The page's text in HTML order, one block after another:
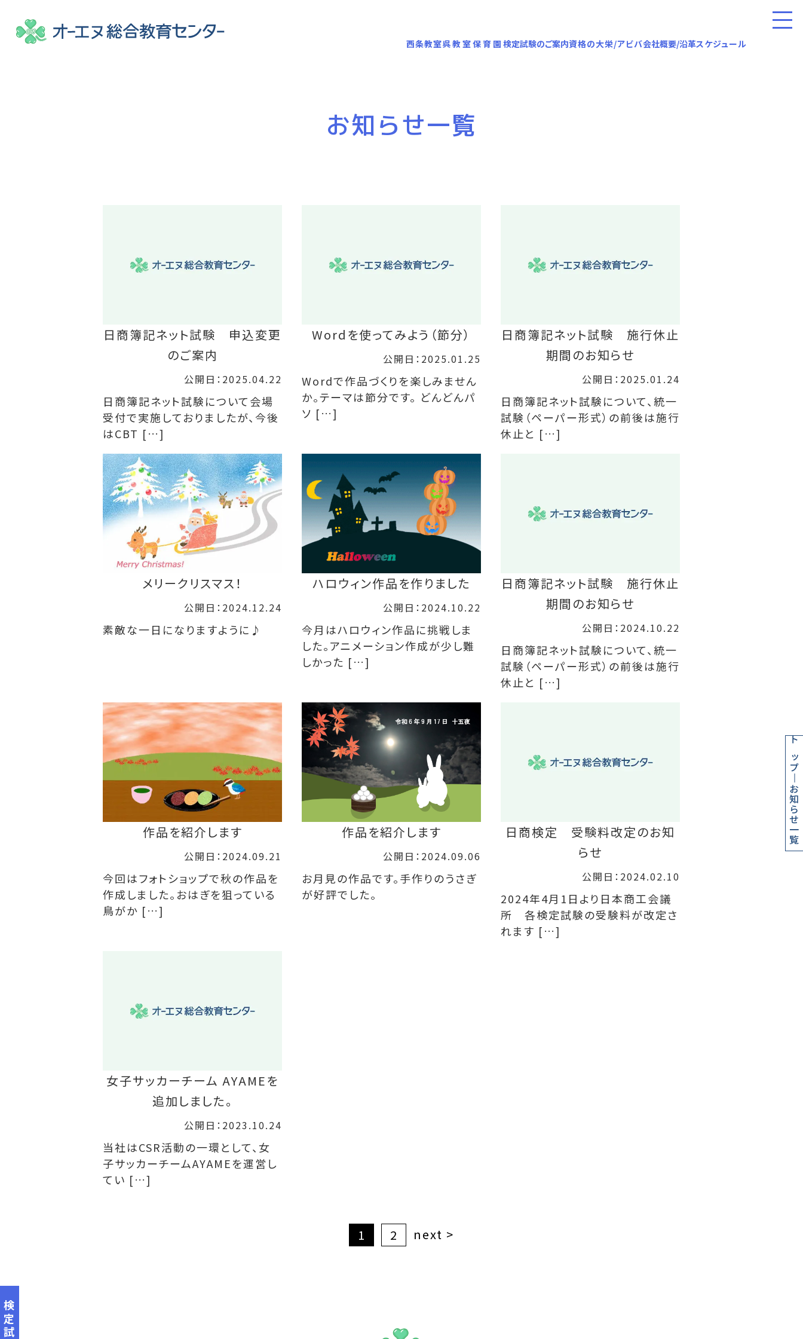
西条教室呉教室保育園 検定試験のご案内資格の大栄/アビバ会社概要/沿革スケジュール
トップ
お知らせ一覧
お知らせ一覧
日商簿記ネット試験 申込変更
のご案内
公開日：2025.04.22
日商簿記ネット試験について会場
受付で実施しておりましたが、今後
はCBT […]
Wordを使ってみよう（節分）
公開日：2025.01.25
Wordで作品づくりを楽しみません
か。テーマは節分です。 どんどんパ
ソ […]
日商簿記ネット試験 施行休止
期間のお知らせ
公開日：2025.01.24
日商簿記ネット試験について、統一
試験（ペーパー形式）の前後は施行
休止と […]
メリークリスマス！
公開日：2024.12.24
素敵な一日になりますように♪
ハロウィン作品を作りました
公開日：2024.10.22
今月はハロウィン作品に挑戦しま
した。アニメーション作成が少し難
しかった […]
日商簿記ネット試験 施行休止
期間のお知らせ
公開日：2024.10.22
日商簿記ネット試験について、統一
試験（ペーパー形式）の前後は施行
休止と […]
作品を紹介します
公開日：2024.09.21
今回はフォトショップで秋の作品を
作成しました。おはぎを狙っている
鳥がか […]
作品を紹介します
公開日：2024.09.06
お月見の作品です。手作りのうさぎ
が好評でした。
日商検定 受験料改定のお知
らせ
公開日：2024.02.10
2024年4月1日より日本商工会議
所 各検定試験の受験料が改定さ
れます […]
女子サッカーチーム AYAMEを
追加しました。
公開日：2023.10.24
当社はCSR活動の一環として、女
子サッカーチームAYAMEを運営し
てい […]
1 2 next >